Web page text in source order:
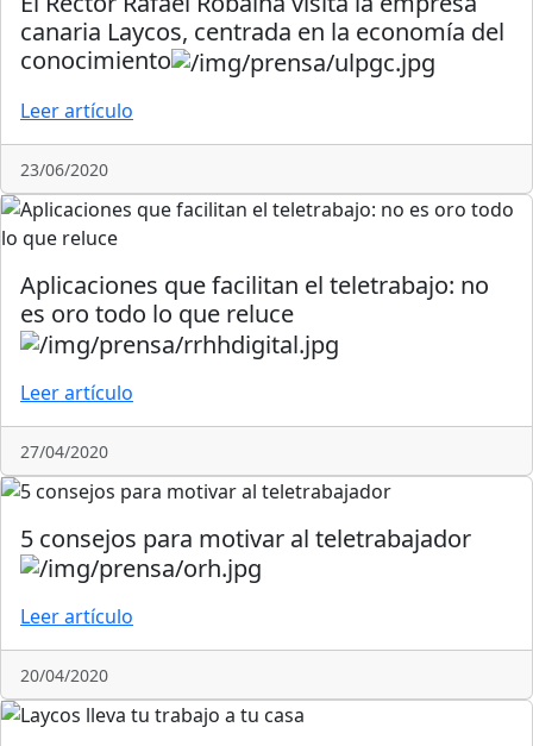
canaria Laycos, centrada en la economía del
conocimiento
Leer artículo
23/06/2020
Aplicaciones que facilitan el teletrabajo: no
es oro todo lo que reluce
Leer artículo
27/04/2020
5 consejos para motivar al teletrabajador
Leer artículo
20/04/2020